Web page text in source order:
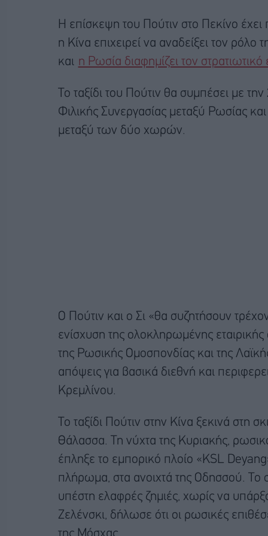
Η επίσκεψη του Πούτιν στο Πεκίνο έχει
η Κίνα επιχειρεί να αναδείξει τον
και η Ρωσία διαφημίζει τον στρατιωτικό
Το ταξίδι του Πούτιν θα συμπέσει με
Φιλικής Συνεργασίας μεταξύ Ρωσίας και
μεταξύ των δύο χωρών.
Ο Πούτιν και ο Σι «θα συζητήσουν
ενίσχυση της ολοκληρωμένης εταιρικής
της Ρωσικής Ομοσπονδίας και της
απόψεις για βασικά διεθνή και
Κρεμλίνου.
Το ταξίδι Πούτιν στην Κίνα ξεκινά στη
Θάλασσα. Τη νύχτα της Κυριακής,
έπληξε το εμπορικό πλοίο «KSL
πλήρωμα, στα ανοιχτά της Οδησσού.
υπέστη ελαφρές ζημιές, χωρίς να
Ζελένσκι, δήλωσε ότι οι ρωσικές